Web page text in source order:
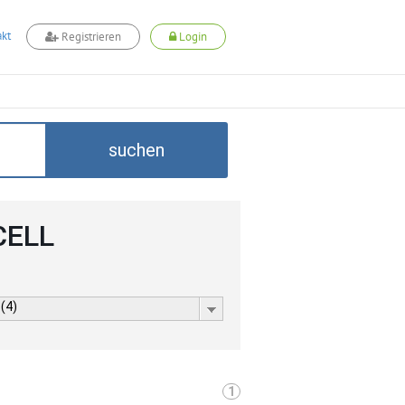
Registrieren Login
suchen
1